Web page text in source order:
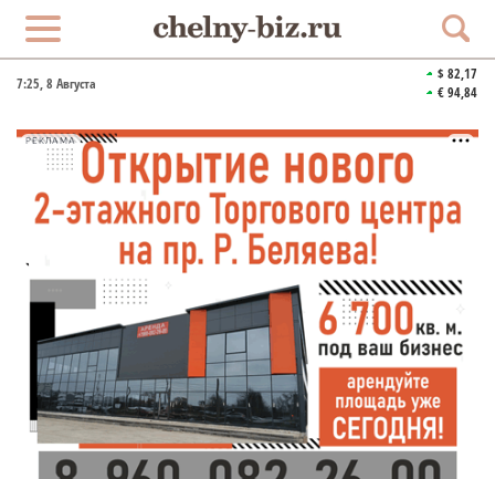
7:25, 8 Августа
$ 82,17
€ 94,84
РЕКЛАМА